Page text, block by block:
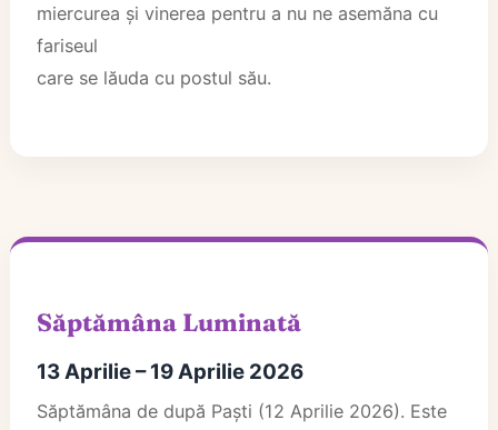
miercurea și vinerea pentru a nu ne asemăna cu
fariseul
care se lăuda cu postul său.
Săptămâna Luminată
13 Aprilie – 19 Aprilie 2026
Săptămâna de după Paști (12 Aprilie 2026). Este